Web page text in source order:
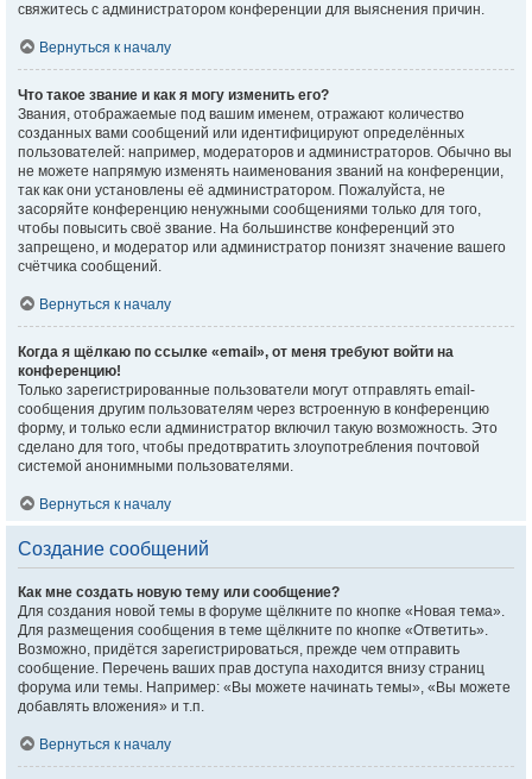
свяжитесь с администратором конференции для выяснения причин.
Вернуться к началу
Что такое звание и как я могу изменить его?
Звания, отображаемые под вашим именем, отражают количество
созданных вами сообщений или идентифицируют определённых
пользователей: например, модераторов и администраторов. Обычно вы
не можете напрямую изменять наименования званий на конференции,
так как они установлены её администратором. Пожалуйста, не
засоряйте конференцию ненужными сообщениями только для того,
чтобы повысить своё звание. На большинстве конференций это
запрещено, и модератор или администратор понизят значение вашего
счётчика сообщений.
Вернуться к началу
Когда я щёлкаю по ссылке «email», от меня требуют войти на
конференцию!
Только зарегистрированные пользователи могут отправлять email-
сообщения другим пользователям через встроенную в конференцию
форму, и только если администратор включил такую возможность. Это
сделано для того, чтобы предотвратить злоупотребления почтовой
системой анонимными пользователями.
Вернуться к началу
Создание сообщений
Как мне создать новую тему или сообщение?
Для создания новой темы в форуме щёлкните по кнопке «Новая тема».
Для размещения сообщения в теме щёлкните по кнопке «Ответить».
Возможно, придётся зарегистрироваться, прежде чем отправить
сообщение. Перечень ваших прав доступа находится внизу страниц
форума или темы. Например: «Вы можете начинать темы», «Вы можете
добавлять вложения» и т.п.
Вернуться к началу